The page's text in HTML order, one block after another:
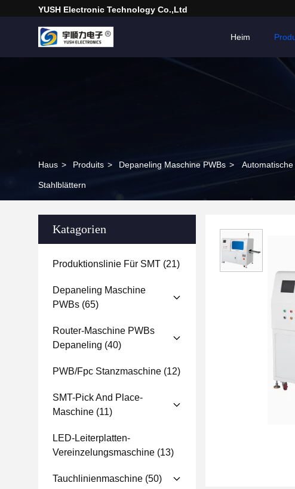
YUSH Electronic Technology Co.,Ltd
Heim
Haus > Produits > Depaneling Maschine PWBs >
Stahlblättern
Katagorien
Produktionslinie Für SMT (21)
Depaneling Maschine
PWBs (65)
Router-Maschine PWBs
Depaneling (40)
PWB/fpc Stanzmaschine (12)
SMT-Pick And Place-
Maschine (11)
LED-Leiterplatten-
Vereinzelungsmaschine (13)
Tauchlinienmaschine (50)